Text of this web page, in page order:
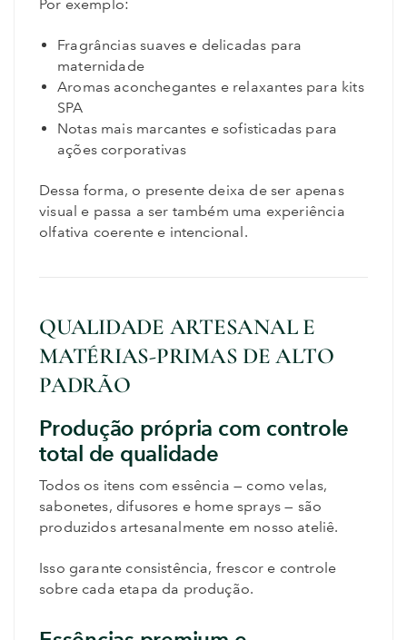
Por exemplo:
Fragrâncias suaves e delicadas para
maternidade
Aromas aconchegantes e relaxantes para kits
SPA
Notas mais marcantes e sofisticadas para
ações corporativas
Dessa forma, o presente deixa de ser apenas
visual e passa a ser também uma experiência
olfativa coerente e intencional.
QUALIDADE ARTESANAL E
MATÉRIAS-PRIMAS DE ALTO
PADRÃO
Produção própria com controle
total de qualidade
Todos os itens com essência — como velas,
sabonetes, difusores e home sprays — são
produzidos artesanalmente em nosso ateliê.
Isso garante consistência, frescor e controle
sobre cada etapa da produção.